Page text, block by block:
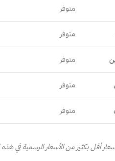
متوفر
متوفر
متوفر
متوفر
متوفر
أقل بكثير من الأسعار الرسمية في هذه